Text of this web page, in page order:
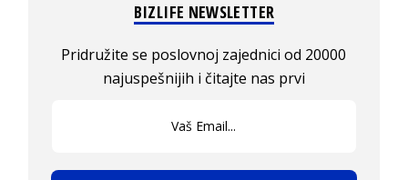
BIZLIFE NEWSLETTER
Pridružite se poslovnoj zajednici od 20000
najuspešnijih i čitajte nas prvi